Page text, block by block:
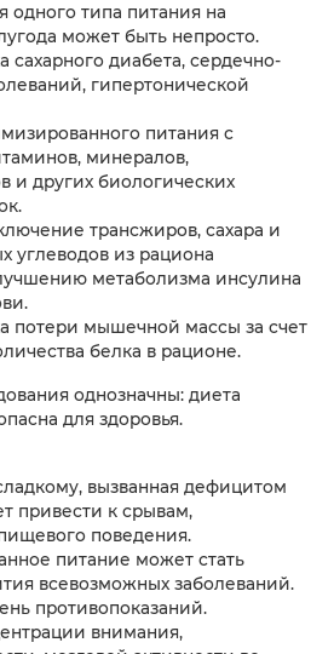
одного типа питания на
может быть непросто.
диабета, сердечно-
гипертонической
питания с
минералов,
и других биологических
трансжиров, сахара и
углеводов из рациона
метаболизма инсулина
потери мышечной массы за счет
белка в рационе.
однозначны: диета
для здоровья.
вызванная дефицитом
привести к срывам,
поведения.
питание может стать
всевозможных заболеваний.
противопоказаний.
внимания,